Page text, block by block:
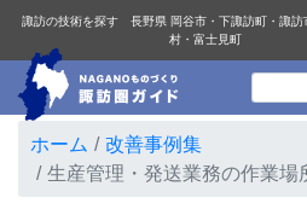
諏訪の技術を探す 長野県 岡谷市・下諏訪町・諏訪
村・富士見町
ホーム
改善事例集
生産管理・発送業務の作業場